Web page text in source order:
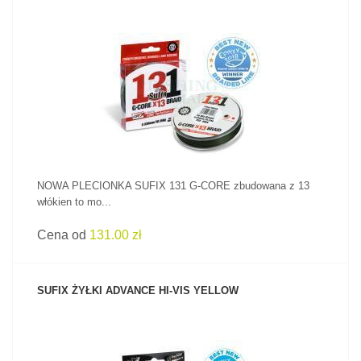
ZOBACZ PRODUKT
NOWA PLECIONKA SUFIX 131 G-CORE zbudowana z 13
włókien to mo...
Cena od 131.00 zł
SUFIX ŻYŁKI ADVANCE HI-VIS YELLOW